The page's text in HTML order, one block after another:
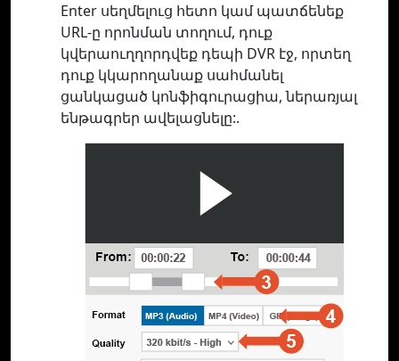
Enter սեղմելուց հետո կամ պատճենեք
URL-ը որոնման տողում, դուք
կվերաուղղորդվեք դեպի DVR էջ, որտեղ
դուք կկարողանաք սահմանել
ցանկացած կոնֆիգուրացիա, ներառյալ
ենթագրեր ավելացնելը:.